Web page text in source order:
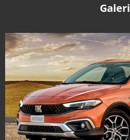
Galeri